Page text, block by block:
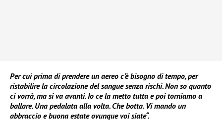
Per cui prima di prendere un aereo c’è bisogno di tempo, per
ristabilire la circolazione del sangue senza rischi. Non so quanto
ci vorrà, ma si va avanti. Io ce la metto tutta e poi torniamo a
ballare. Una pedalata alla volta. Che botta. Vi mando un
abbraccio e buona estate ovunque voi siate“.